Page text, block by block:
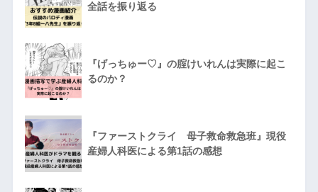
全話を振り返る
『げっちゅー♡』の腟けいれんは実際に起こ
るのか？
『ファーストクライ 母子救命救急班』現役
産婦人科医による第1話の感想